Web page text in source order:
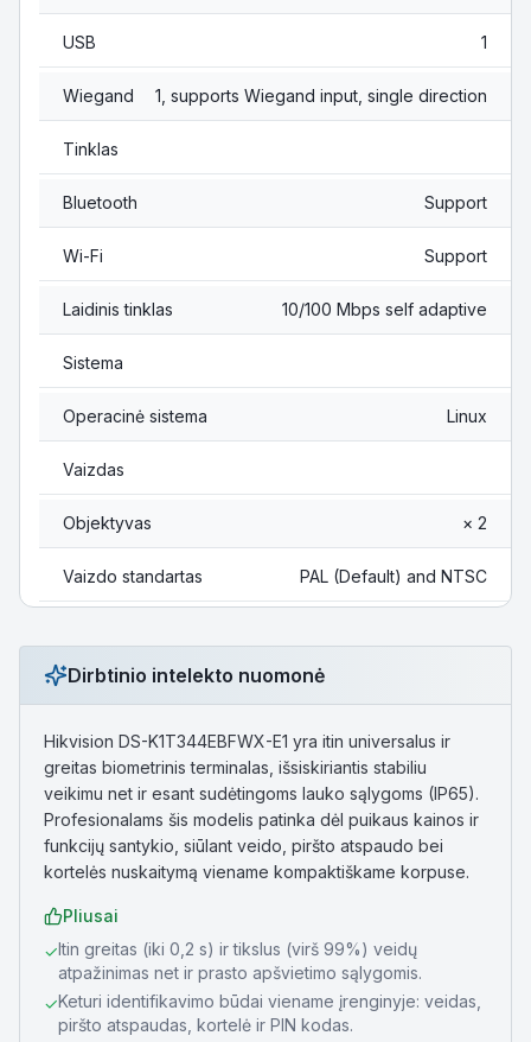
USB 1
Wiegand 1, supports Wiegand input, single direction
Tinklas
Bluetooth Support
Wi-Fi Support
Laidinis tinklas 10/100 Mbps self adaptive
Sistema
Operacinė sistema Linux
Vaizdas
Objektyvas × 2
Vaizdo standartas PAL (Default) and NTSC
Dirbtinio intelekto nuomonė
Hikvision DS-K1T344EBFWX-E1 yra itin universalus ir
greitas biometrinis terminalas, išsiskiriantis stabiliu
veikimu net ir esant sudėtingoms lauko sąlygoms (IP65).
Profesionalams šis modelis patinka dėl puikaus kainos ir
funkcijų santykio, siūlant veido, piršto atspaudo bei
kortelės nuskaitymą viename kompaktiškame korpuse.
Pliusai
✓Itin greitas (iki 0,2 s) ir tikslus (virš 99%) veidų
atpažinimas net ir prasto apšvietimo sąlygomis.
✓Keturi identifikavimo būdai viename įrenginyje: veidas,
piršto atspaudas, kortelė ir PIN kodas.